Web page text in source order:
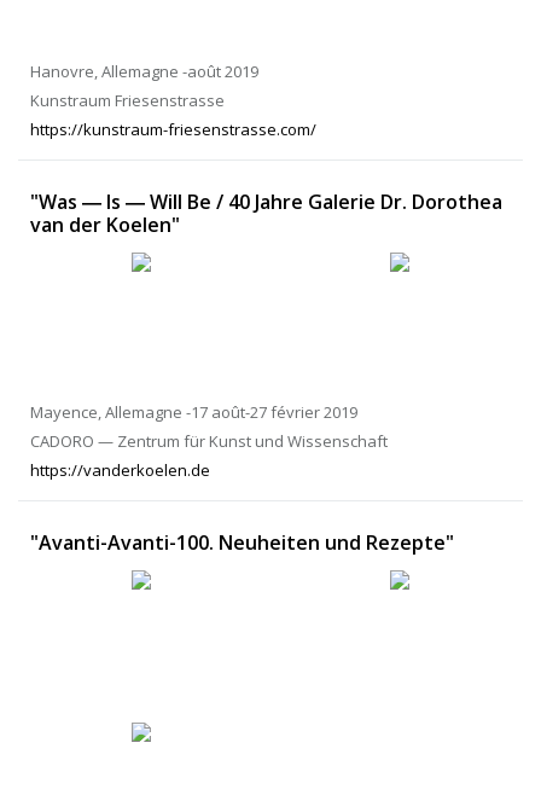
Hanovre, Allemagne -août 2019
Kunstraum Friesenstrasse
https://kunstraum-friesenstrasse.com/
"Was ― Is ― Will Be / 40 Jahre Galerie Dr. Dorothea
van der Koelen"
Mayence, Allemagne -17 août-27 février 2019
CADORO — Zentrum für Kunst und Wissenschaft
https://vanderkoelen.de
"Avanti-Avanti-100. Neuheiten und Rezepte"